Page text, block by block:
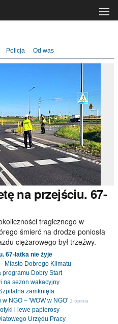
Policja Od was
na przejściu. 67-
tragicznego w
śmierć na drodze poniosła
ciężarowego był trzeźwy.
67-latka nie żyje
- Miasto Dobrego Klimatu
programu Dobry Start
na sezon wakacyjny
zamknięta
NGO – 'WOW w NGO' 1 opinia
i lewe papierosy
Urzędu Pracy